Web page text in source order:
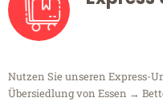
Nutzen Sie unseren Express-
Übersiedlung von Essen →